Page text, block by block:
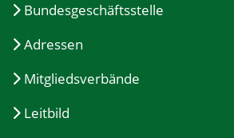
Bundesgeschäftsstelle
Adressen
Mitgliedsverbände
Leitbild